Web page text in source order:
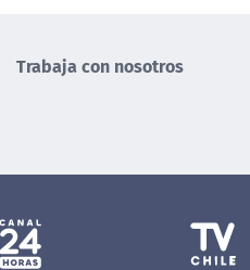
Trabaja con nosotros